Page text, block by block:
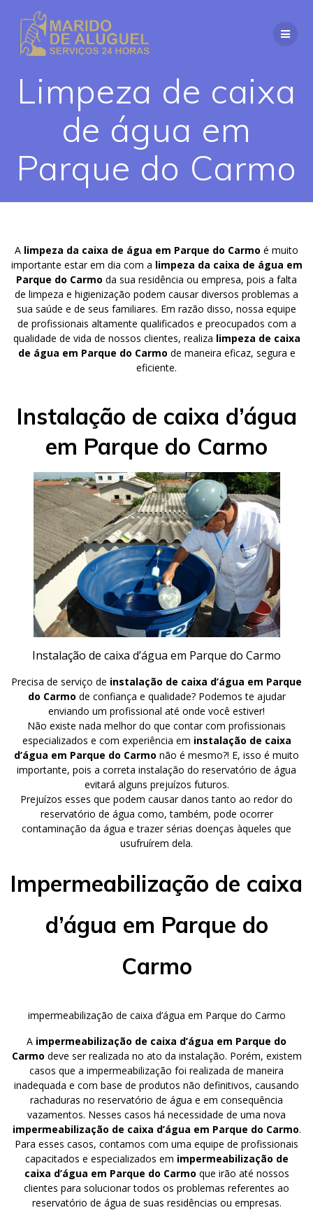
Limpeza de caixa
de água em
Parque do Carmo
A limpeza da caixa de água em Parque do Carmo é muito
importante estar em dia com a limpeza da caixa de água em
Parque do Carmo da sua residência ou empresa, pois a falta
de limpeza e higienização podem causar diversos problemas a
sua saúde e de seus familiares. Em razão disso, nossa equipe
de profissionais altamente qualificados e preocupados com a
qualidade de vida de nossos clientes, realiza limpeza de caixa
de água em Parque do Carmo de maneira eficaz, segura e
eficiente.
Instalação de caixa d’água
em Parque do Carmo
Instalação de caixa d’água em Parque do Carmo
Precisa de serviço de instalação de caixa d’água em Parque
do Carmo de confiança e qualidade? Podemos te ajudar
enviando um profissional até onde você estiver!
Não existe nada melhor do que contar com profissionais
especializados e com experiência em instalação de caixa
d’água em Parque do Carmo não é mesmo?! E, isso é muito
importante, pois a correta instalação do reservatório de água
evitará alguns prejuízos futuros.
Prejuízos esses que podem causar danos tanto ao redor do
reservatório de água como, também, pode ocorrer
contaminação da água e trazer sérias doenças àqueles que
usufruírem dela.
Impermeabilização de caixa
d’água em Parque do
Carmo
impermeabilização de caixa d’água em Parque do Carmo
A impermeabilização de caixa d’água em Parque do
Carmo deve ser realizada no ato da instalação. Porém, existem
casos que a impermeabilização foi realizada de maneira
inadequada e com base de produtos não definitivos, causando
rachaduras no reservatório de água e em consequência
vazamentos. Nesses casos há necessidade de uma nova
impermeabilização de caixa d’água em Parque do Carmo.
Para esses casos, contamos com uma equipe de profissionais
capacitados e especializados em impermeabilização de
caixa d’água em Parque do Carmo que irão até nossos
clientes para solucionar todos os problemas referentes ao
reservatório de água de suas residências ou empresas.